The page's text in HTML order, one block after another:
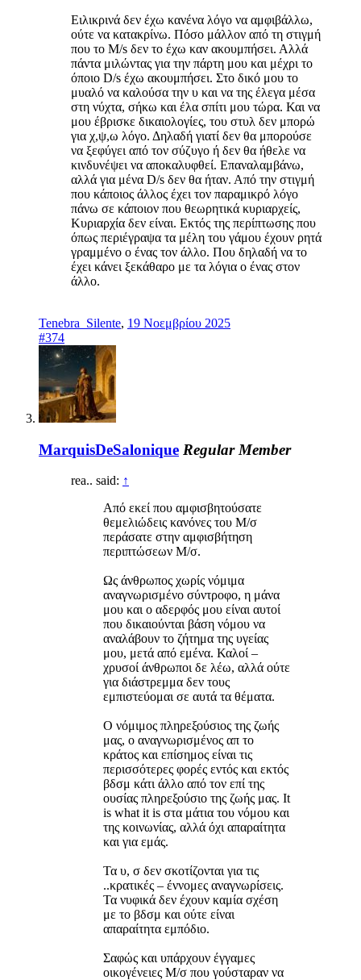
Ειλικρινά δεν έχω κανένα λόγο να αμφιβάλλω,
ούτε να κατακρίνω. Πόσο μάλλον από τη στιγμή
που το M/s δεν το έχω καν ακουμπήσει. Αλλά
πάντα μιλώντας για την πάρτη μου και μέχρι το
όποιο D/s έχω ακουμπήσει. Στο δικό μου το
μυαλό να καλούσα την υ και να της έλεγα μέσα
στη νύχτα, σήκω και έλα σπίτι μου τώρα. Και να
μου έβρισκε δικαιολογίες, του στυλ δεν μπορώ
για χ,ψ,ω λόγο. Δηλαδή γιατί δεν θα μπορούσε
να ξεφύγει από τον σύζυγο ή δεν θα ήθελε να
κινδυνέψει να αποκαλυφθεί. Επαναλαμβάνω,
αλλά για μένα D/s δεν θα ήταν. Από την στιγμή
που κάποιος άλλος έχει τον παραμικρό λόγο
πάνω σε κάποιον που θεωρητικά κυριαρχείς,
Κυριαρχία δεν είναι. Εκτός της περίπτωσης που
όπως περιέγραψα τα μέλη του γάμου έχουν ρητά
γραμμένο ο ένας τον άλλο. Που δηλαδή να το
έχει κάνει ξεκάθαρο με τα λόγια ο ένας στον
άλλο.
Tenebra_Silente, 19 Νοεμβρίου 2025
#374
MarquisDeSalonique Regular Member
rea.. said: ↑
Από εκεί που αμφισβητούσατε
θεμελιώδεις κανόνες του Μ/σ
περάσατε στην αμφισβήτηση
περιπτώσεων Μ/σ.
Ως άνθρωπος χωρίς νόμιμα
αναγνωρισμένο σύντροφο, η μάνα
μου και ο αδερφός μου είναι αυτοί
που δικαιούνται βάση νόμου να
αναλάβουν το ζήτημα της υγείας
μου, μετά από εμένα. Καλοί –
χρυσοί άνθρωποι δε λέω, αλλά ούτε
για διάστρεμμα δεν τους
εμπιστεύομαι σε αυτά τα θέματα.
Ο νόμιμος πληρεξούσιος της ζωής
μας, ο αναγνωρισμένος απ το
κράτος και επίσημος είναι τις
περισσότερες φορές εντός και εκτός
βδσμ κάτι άλλο από τον επί της
ουσίας πληρεξούσιο της ζωής μας. It
is what it is στα μάτια του νόμου και
της κοινωνίας, αλλά όχι απαραίτητα
και για εμάς.
Τα υ, σ δεν σκοτίζονται για τις
..κρατικές – έννομες αναγνωρίσεις.
Τα νυφικά δεν έχουν καμία σχέση
με το βδσμ και ούτε είναι
απαραίτητα εμπόδιο.
Σαφώς και υπάρχουν έγγαμες
οικογένειες Μ/σ που γούσταραν να